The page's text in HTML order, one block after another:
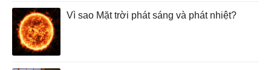
Vì sao Mặt trời phát sáng và phát nhiệt?